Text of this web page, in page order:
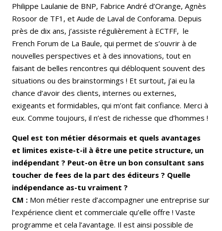
Philippe Laulanie de BNP, Fabrice André d’Orange, Agnès
Rosoor de TF1, et Aude de Laval de Conforama. Depuis
près de dix ans, j’assiste régulièrement à ECTFF, le
French Forum de La Baule, qui permet de s’ouvrir à de
nouvelles perspectives et à des innovations, tout en
faisant de belles rencontres qui débloquent souvent des
situations ou des brainstormings ! Et surtout, j’ai eu la
chance d’avoir des clients, internes ou externes,
exigeants et formidables, qui m’ont fait confiance. Merci à
eux. Comme toujours, il n’est de richesse que d’hommes !
Quel est ton métier désormais et quels avantages
et limites existe-t-il à être une petite structure, un
indépendant ? Peut-on être un bon consultant sans
toucher de fees de la part des éditeurs ? Quelle
indépendance as-tu vraiment ?
CM : Mon métier reste d’accompagner une entreprise sur
l’expérience client et commerciale qu’elle offre ! Vaste
programme et cela l’avantage. Il est ainsi possible de